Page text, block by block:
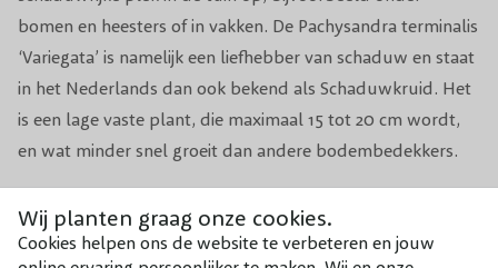
Wij planten graag onze cookies.
Cookies helpen ons de website te verbeteren en jouw
bomen en heesters of in vakken. De Pachysandra terminalis
‘Variegata’ is namelijk een liefhebber van schaduw en staat
in het Nederlands dan ook bekend als Schaduwkruid. Het
is een lage vaste plant, die maximaal 15 tot 20 cm wordt,
en wat minder snel groeit dan andere bodembedekkers.
Het Bontbladige Schaduwkruidheeft wat meer tijd
nodig, maar vormt uiteindelijk een mooi dicht groen tapijt,